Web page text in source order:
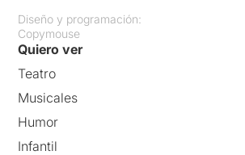
Diseño y programación:
Copymouse
Quiero ver
Teatro
Musicales
Humor
Infantil